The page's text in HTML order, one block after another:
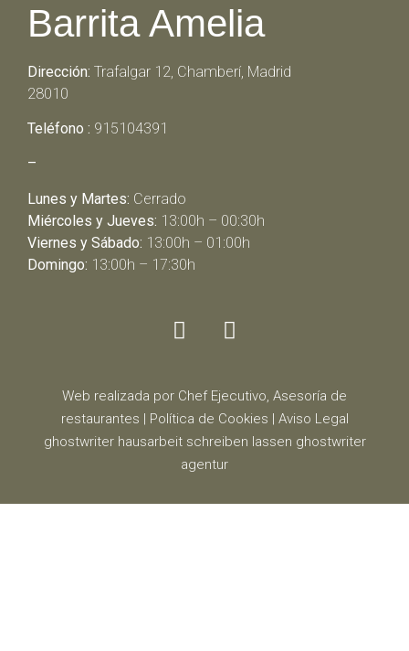
Barrita Amelia
Dirección: Trafalgar 12, Chamberí, Madrid
28010
Teléfono : 915104391
–
Lunes y Martes: Cerrado
Miércoles y Jueves: 13:00h – 00:30h
Viernes y Sábado: 13:00h – 01:00h
Domingo: 13:00h – 17:30h
Web realizada por Chef Ejecutivo, Asesoría de
restaurantes | Política de Cookies | Aviso Legal
ghostwriter hausarbeit schreiben lassen ghostwriter
agentur